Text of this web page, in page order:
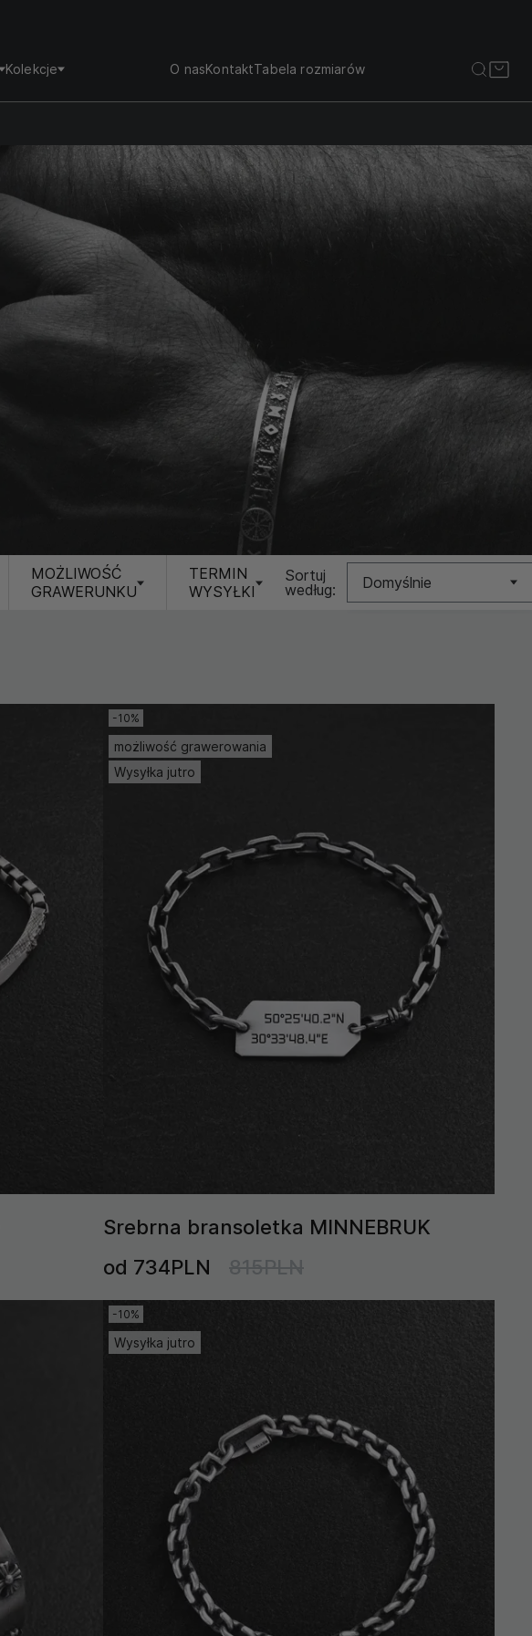
Kolekcje O nasKontaktTabela rozmiarów
MOŻLIWOŚĆ
GRAWERUNKU
TERMIN
WYSYŁKI
Sortuj
według:
Domyślnie
-10%
możliwość grawerowania
Wysyłka jutro
Srebrna bransoletka MINNEBRUK
od 734PLN
815PLN
-10%
Wysyłka jutro